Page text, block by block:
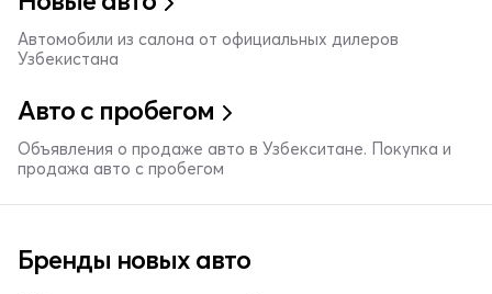
Автомобили из салона от официальных дилеров
Узбекистана
Авто с пробегом
Объявления о продаже авто в Узбекситане. Покупка и
продажа авто с пробегом
Бренды новых авто